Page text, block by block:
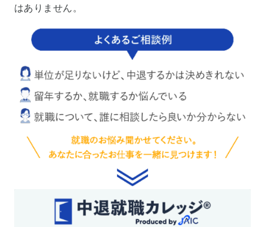
はありません。